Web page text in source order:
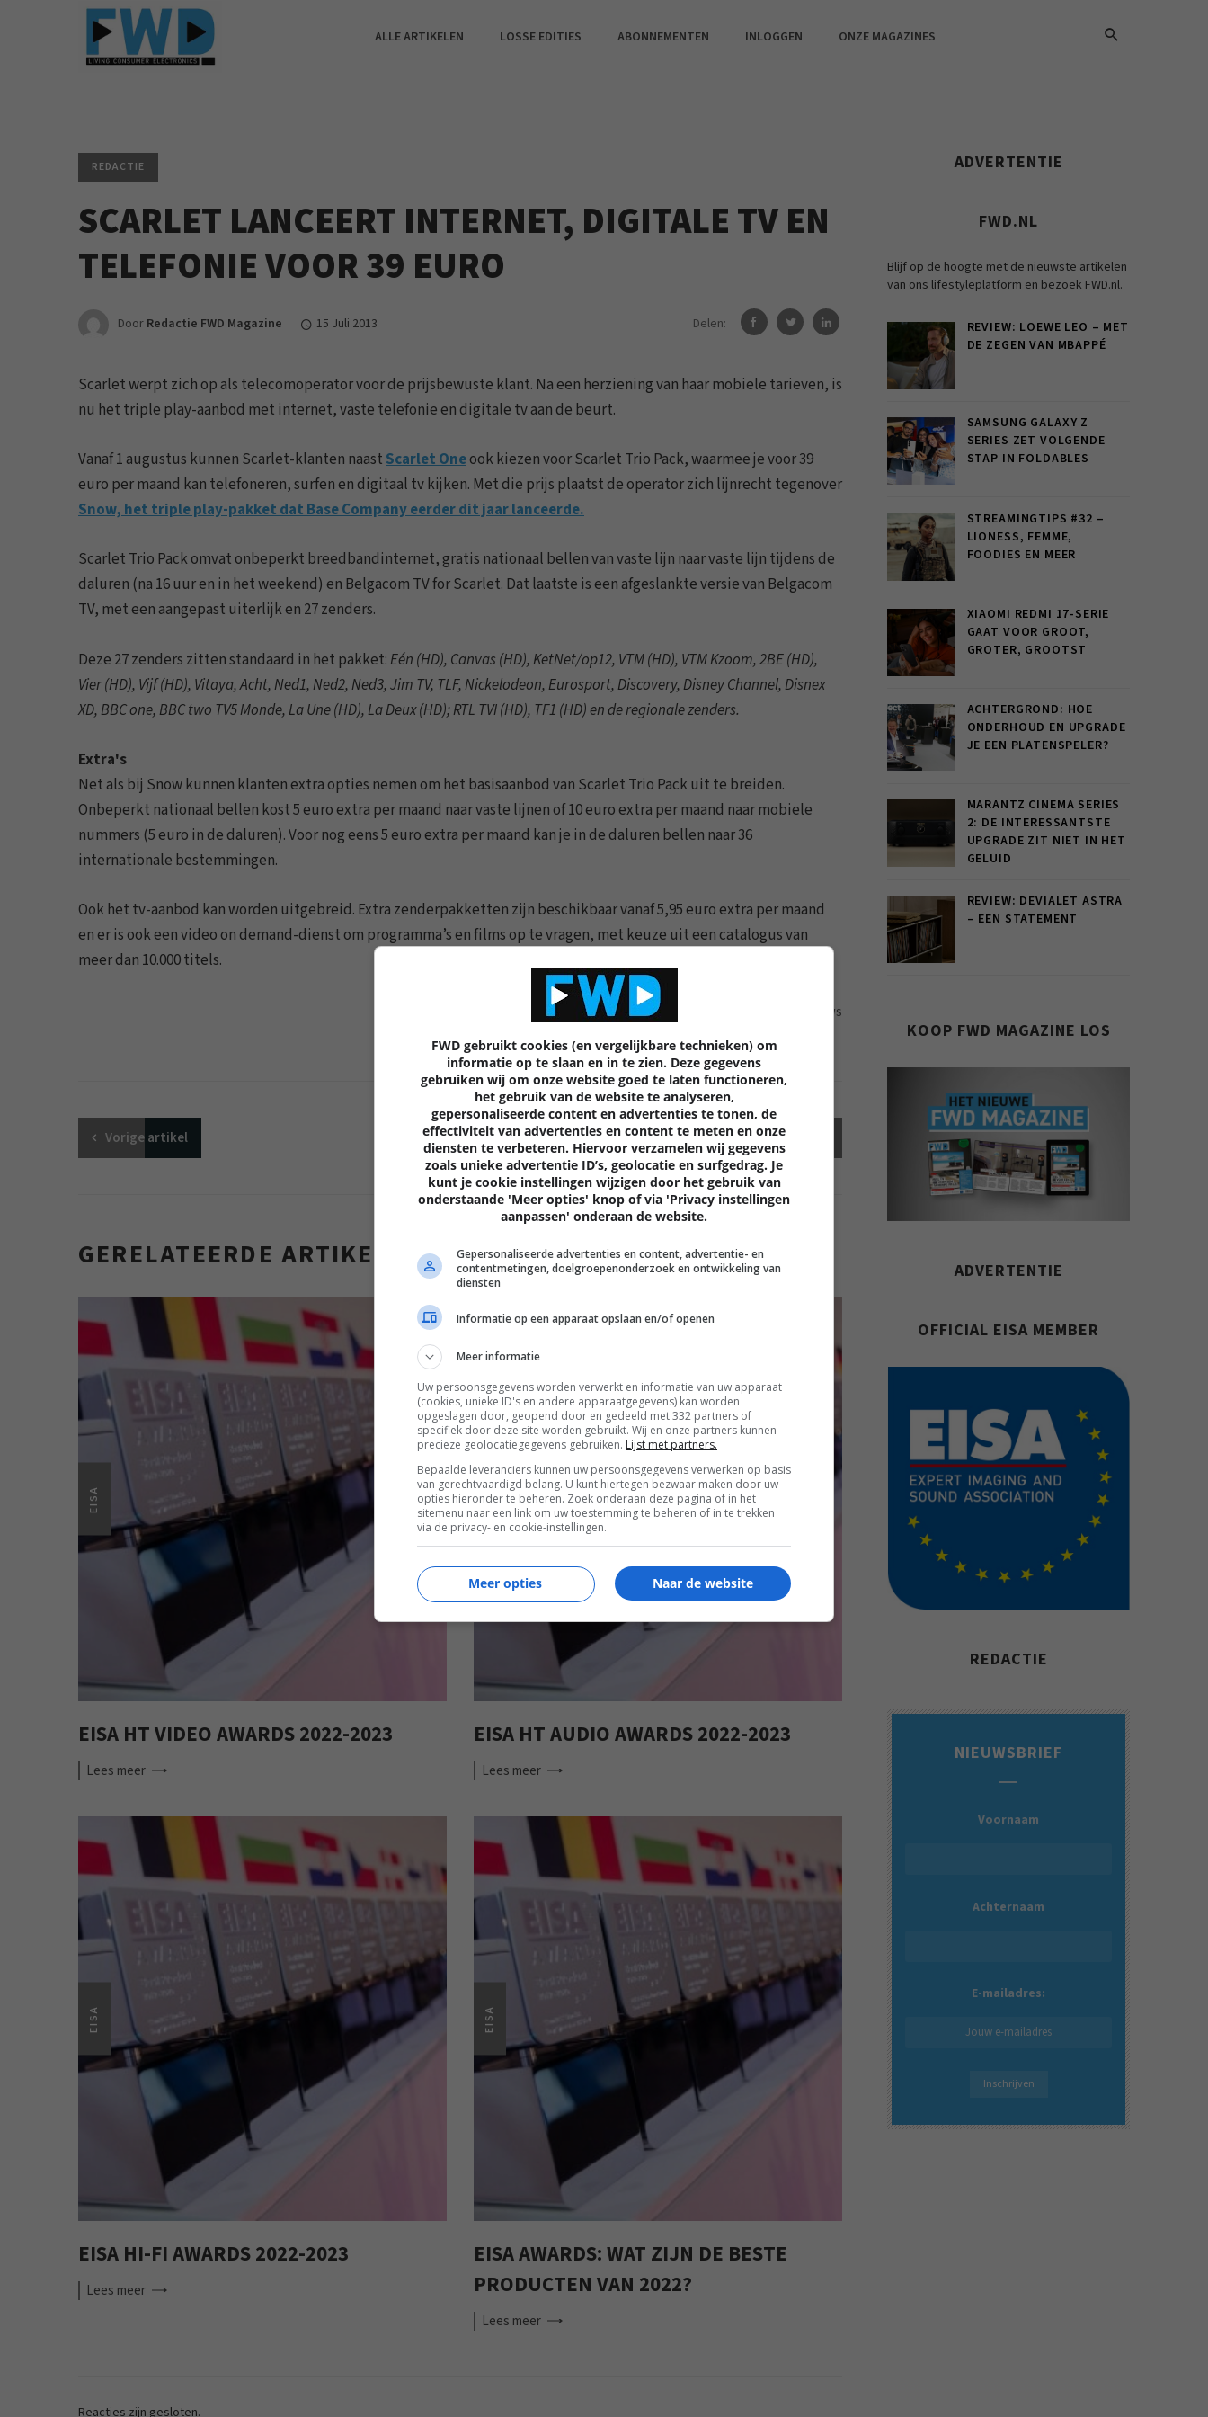
ALLE ARTIKELEN LOSSE EDITIES ABONNEMENTEN INLOGGEN ONZE MAGAZINES
REDACTIE
SCARLET LANCEERT INTERNET, DIGITALE TV EN
TELEFONIE VOOR 39 EURO
Door Redactie FWD Magazine 15 Juli 2013 Delen:
Scarlet werpt zich op als telecomoperator voor de prijsbewuste klant. Na een herziening van haar mobiele tarieven, is
nu het triple play-aanbod met internet, vaste telefonie en digitale tv aan de beurt.
Vanaf 1 augustus kunnen Scarlet-klanten naastScarlet Oneook kiezen voor Scarlet Trio Pack, waarmee je voor 39
euro per maand kan telefoneren, surfen en digitaal tv kijken. Met die prijs plaatst de operator zich lijnrecht tegenover
Snow, het triple play-pakket dat Base Company eerder dit jaar lanceerde.
Scarlet Trio Pack omvat onbeperkt breedbandinternet, gratis nationaal bellen van vaste lijn naar vaste lijn tijdens de
daluren (na 16 uur en in het weekend) en Belgacom TV for Scarlet. Dat laatste is een afgeslankte versie van Belgacom
TV, met een aangepast uiterlijk en 27 zenders.
Deze 27 zenders zitten standaard in het pakket:Eén (HD), Canvas (HD), KetNet/op12, VTM (HD), VTM Kzoom, 2BE (HD),
Vier (HD), Vijf (HD), Vitaya, Acht, Ned1, Ned2, Ned3, Jim TV, TLF, Nickelodeon, Eurosport, Discovery, Disney Channel, Disnex
XD, BBC one, BBC two TV5 Monde, La Une (HD), La Deux (HD); RTL TVI (HD), TF1 (HD) en de regionale zenders.
Extra's
Net als bij Snow kunnen klanten extra opties nemen om het basisaanbod van Scarlet Trio Pack uit te breiden.
Onbeperkt nationaal bellen kost 5 euro extra per maand naar vaste lijnen of 10 euro extra per maand naar mobiele
nummers (5 euro in de daluren). Voor nog eens 5 euro extra per maand kan je in de daluren bellen naar 36
internationale bestemmingen.
Ook het tv-aanbod kan worden uitgebreid. Extra zenderpakketten zijn beschikbaar vanaf 5,95 euro extra per maand
en er is ook een video on demand-dienst om programma’s en films op te vragen, met keuze uit een catalogus van
meer dan 10.000 titels.
974 VIEWS
Vorigeartikel Volgendeartikel
GERELATEERDE ARTIKELEN
EISA
EISA HT VIDEO AWARDS 2022-2023
Lees meer
EISA
EISA HT AUDIO AWARDS 2022-2023
Lees meer
EISA
EISA HI-FI AWARDS 2022-2023
Lees meer
EISA
EISA AWARDS: WAT ZIJN DE BESTE
PRODUCTEN VAN 2022?
Lees meer
Reacties zijn gesloten.
ADVERTENTIE
FWD.NL
Blijf op de hoogte met de nieuwste artikelen
van ons lifestyleplatform en bezoek FWD.nl.
REVIEW: LOEWE LEO – MET
DE ZEGEN VAN MBAPPÉ
SAMSUNG GALAXY Z
SERIES ZET VOLGENDE
STAP IN FOLDABLES
STREAMINGTIPS #32 –
LIONESS, FEMME,
FOODIES EN MEER
XIAOMI REDMI 17-SERIE
GAAT VOOR GROOT,
GROTER, GROOTST
ACHTERGROND: HOE
ONDERHOUD EN UPGRADE
JE EEN PLATENSPELER?
MARANTZ CINEMA SERIES
2: DE INTERESSANTSTE
UPGRADE ZIT NIET IN HET
GELUID
REVIEW: DEVIALET ASTRA
– EEN STATEMENT
KOOP FWD MAGAZINE LOS
ADVERTENTIE
OFFICIAL EISA MEMBER
REDACTIE
NIEUWSBRIEF
Voornaam
Achternaam
E-mailadres:
FWD gebruikt cookies (en vergelijkbare technieken) om
informatie op te slaan en in te zien. Deze gegevens
gebruiken wij om onze website goed te laten functioneren,
het gebruik van de website te analyseren,
gepersonaliseerde content en advertenties te tonen, de
effectiviteit van advertenties en content te meten en onze
diensten te verbeteren. Hiervoor verzamelen wij gegevens
zoals unieke advertentie ID’s, geolocatie en surfgedrag. Je
kunt je cookie instellingen wijzigen door het gebruik van
onderstaande 'Meer opties' knop of via 'Privacy instellingen
aanpassen' onderaan de website.
Gepersonaliseerde advertenties en content, advertentie- en
contentmetingen, doelgroepenonderzoek en ontwikkeling van
diensten
Informatie op een apparaat opslaan en/of openen
Meer informatie
Uw persoonsgegevens worden verwerkt en informatie van uw apparaat
(cookies, unieke ID's en andere apparaatgegevens) kan worden
opgeslagen door, geopend door en gedeeld met 332 partners of
specifiek door deze site worden gebruikt. Wij en onze partners kunnen
precieze geolocatiegegevens gebruiken. Lijst met partners.
Bepaalde leveranciers kunnen uw persoonsgegevens verwerken op basis
van gerechtvaardigd belang. U kunt hiertegen bezwaar maken door uw
opties hieronder te beheren. Zoek onderaan deze pagina of in het
sitemenu naar een link om uw toestemming te beheren of in te trekken
via de privacy- en cookie-instellingen.
Naar de website
Meer opties